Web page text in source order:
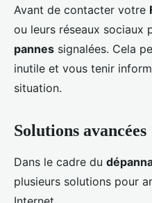
Avant de contacter votre
ou leurs réseaux sociaux
pannes signalées. Cela
inutile et vous tenir
situation.
Solutions avancées
Dans le cadre du
plusieurs solutions pour